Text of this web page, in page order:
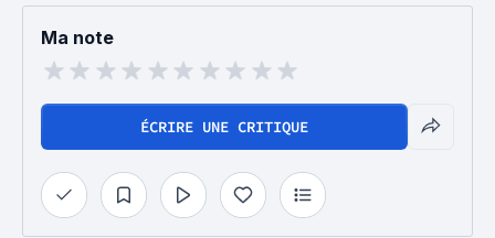
Ma note
ÉCRIRE UNE CRITIQUE